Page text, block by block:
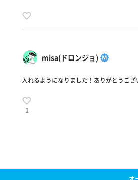
misa(ドロンジョ)
入れるようになりました！ありがとうござ
1